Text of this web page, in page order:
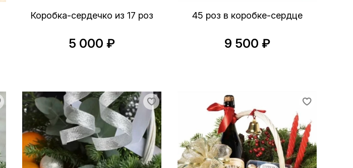
Коробка-сердечко из 17 роз
5 000 ₽
45 роз в коробке-сердце
9 500 ₽